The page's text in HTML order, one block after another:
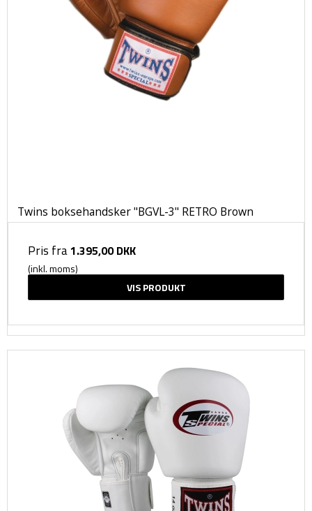
Twins boksehandsker "BGVL-3" RETRO Brown
Pris fra1.395,00 DKK
(inkl. moms)
VIS PRODUKT